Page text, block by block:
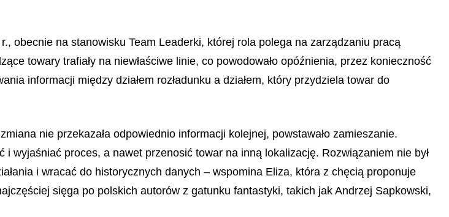
obecnie na stanowisku Team Leaderki, której rola polega na zarządzaniu pracą
towary trafiały na niewłaściwe linie, co powodowało opóźnienia, przez konieczność
informacji między działem rozładunku a działem, który przydziela towar do
nie przekazała odpowiednio informacji kolejnej, powstawało zamieszanie.
i wyjaśniać proces, a nawet przenosić towar na inną lokalizację. Rozwiązaniem nie był
i wracać do historycznych danych – wspomina Eliza, która z chęcią proponuje
sięga po polskich autorów z gatunku fantastyki, takich jak Andrzej Sapkowski,